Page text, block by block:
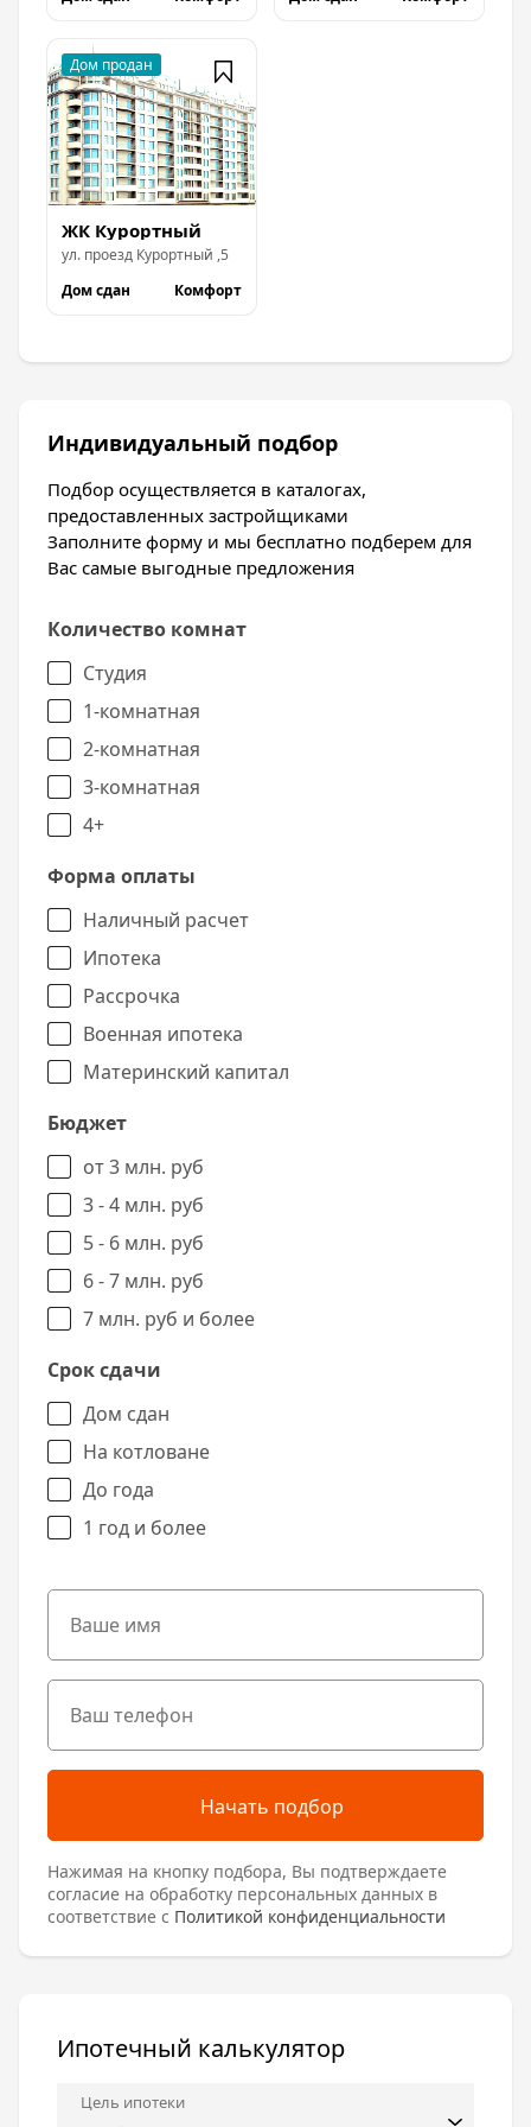
ЖК Курортный
ул. проезд Курортный ,5
Дом сдан
Комфорт
Индивидуальный подбор
Подбор осуществляется в каталогах,
предоставленных застройщиками
Заполните форму и мы бесплатно подберем для
Вас самые выгодные предложения
Количество комнат
Студия
1-комнатная
2-комнатная
3-комнатная
4+
Форма оплаты
Наличный расчет
Ипотека
Рассрочка
Военная ипотека
Материнский капитал
Бюджет
от 3 млн. руб
3 - 4 млн. руб
5 - 6 млн. руб
6 - 7 млн. руб
7 млн. руб и более
Срок сдачи
Дом сдан
На котловане
До года
1 год и более
Начать подбор
Нажимая на кнопку подбора, Вы подтверждаете
согласие на обработку персональных данных в
соответствие с Политикой конфиденциальности
Ипотечный калькулятор
Цель ипотеки